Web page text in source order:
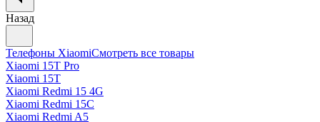
Назад
Телефоны XiaomiСмотреть все товары
Xiaomi 15T Pro
Xiaomi 15T
Xiaomi Redmi 15 4G
Xiaomi Redmi 15C
Xiaomi Redmi A5